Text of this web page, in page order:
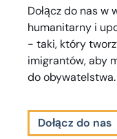
Dołącz do nas
humanitarny i
- taki, który
imigrantów, aby
do obywatelstwa.
Dołącz do nas